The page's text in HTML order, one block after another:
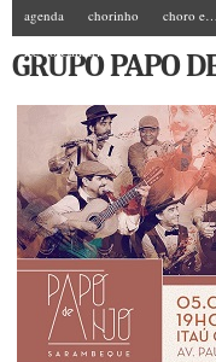
agenda chorinho choro e…
Zé do Camarim
GRUPO PAPO